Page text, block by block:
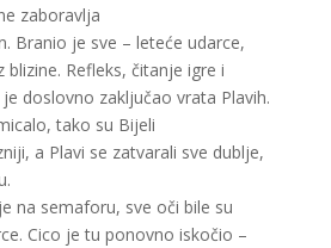
zaboravlja
Branio je sve – leteće udarce,
blizine. Refleks, čitanje igre i
doslovno zaključao vrata Plavih.
tako su Bijeli
a Plavi se zatvarali sve dublje,
na semaforu, sve oči bile su
Cico je tu ponovno iskočio –